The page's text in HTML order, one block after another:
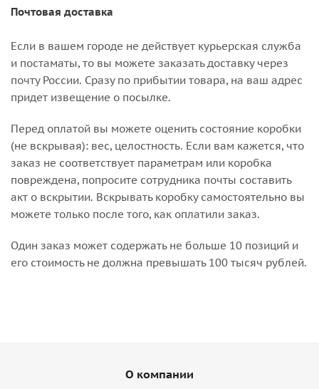
Почтовая доставка
Если в вашем городе не действует курьерская служба
и постаматы, то вы можете заказать доставку через
почту России. Сразу по прибытии товара, на ваш адрес
придет извещение о посылке.
Перед оплатой вы можете оценить состояние коробки
(не вскрывая): вес, целостность. Если вам кажется, что
заказ не соответствует параметрам или коробка
повреждена, попросите сотрудника почты составить
акт о вскрытии. Вскрывать коробку самостоятельно вы
можете только после того, как оплатили заказ.
Один заказ может содержать не больше 10 позиций и
его стоимость не должна превышать 100 тысяч рублей.
О компании